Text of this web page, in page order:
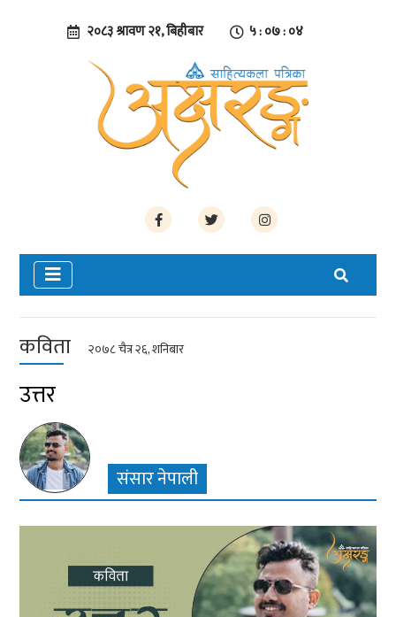
२०८३ श्रावण २१, बिहीबार ५ : ०७ : ०४
कविता २०७८ चैत्र २६, शनिबार
उत्तर
संसार नेपाली